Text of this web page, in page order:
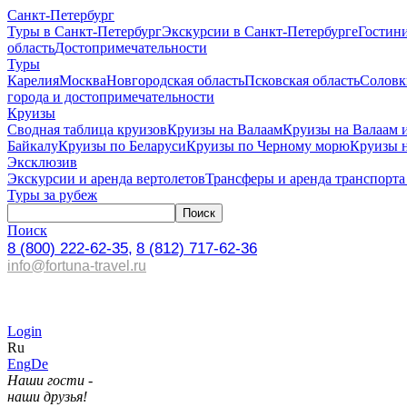
Санкт-Петербург
Туры в Санкт-ПетербургЭкскурсии в Санкт-Петербурге
областьДостопримечательности
Туры
КарелияМоскваНовгородская областьПсковская область
города и достопримечательности
Круизы
Сводная таблица круизовКруизы на ВалаамКруизы на Валаам
БайкалуКруизы по БеларусиКруизы по Черному морюКруизы
Эксклюзив
Экскурсии и аренда вертолетовТрансферы и аренда транспорта
Туры за рубеж
Поиск
8 (800) 222-62-35, 8 (812) 717-62-36
info@fortuna-travel.ru
Login
Ru
EngDe
Наши гости -
наши друзья!